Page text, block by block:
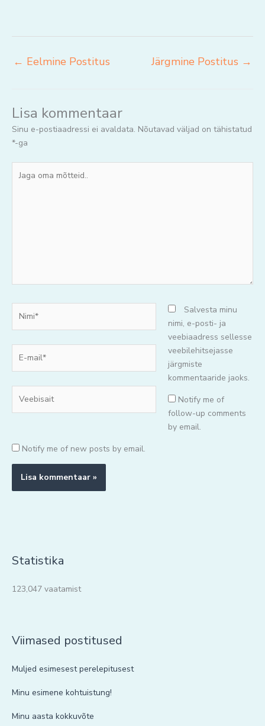
← Eelmine Postitus Järgmine Postitus →
Lisa kommentaar
Sinu e-postiaadressi ei avaldata. Nõutavad väljad on tähistatud
*-ga
oma
mail*
Salvesta minu
nimi, e-posti- ja
veebiaadress sellesse
veebilehitsejasse
järgmiste
kommentaaride jaoks.
Notify me of
follow-up comments
by email.
Notify me of new posts by email.
Statistika
123,047 vaatamist
Viimased postitused
Muljed esimesest perelepitusest
Minu esimene kohtuistung!
Minu aasta kokkuvõte